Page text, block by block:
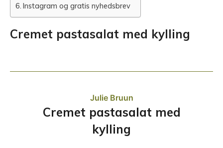
Instagram og gratis nyhedsbrev
Cremet pastasalat med kylling
Julie Bruun
Cremet pastasalat med
kylling